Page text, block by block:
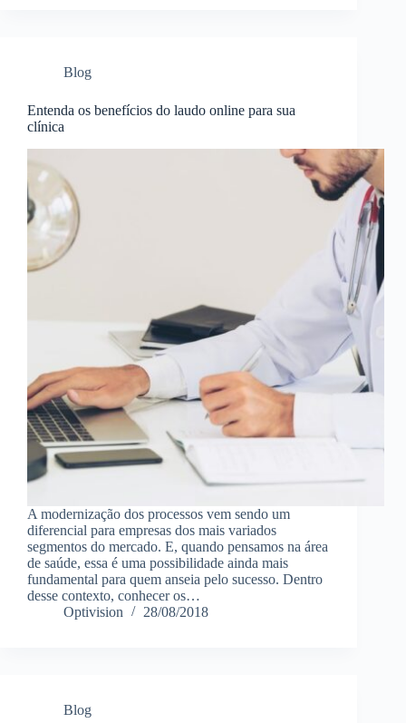
Blog
Entenda os benefícios do laudo online para sua
clínica
A modernização dos processos vem sendo um
diferencial para empresas dos mais variados
segmentos do mercado. E, quando pensamos na área
de saúde, essa é uma possibilidade ainda mais
fundamental para quem anseia pelo sucesso. Dentro
desse contexto, conhecer os…
Optivision
28/08/2018
Blog